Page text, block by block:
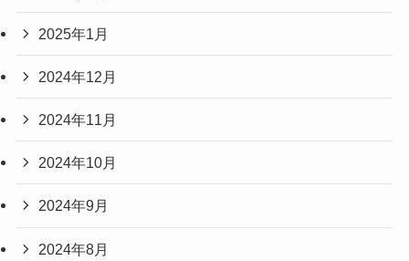
2025年1月
2024年12月
2024年11月
2024年10月
2024年9月
2024年8月